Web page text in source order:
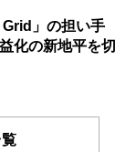
」の担い手
化の新地平を切